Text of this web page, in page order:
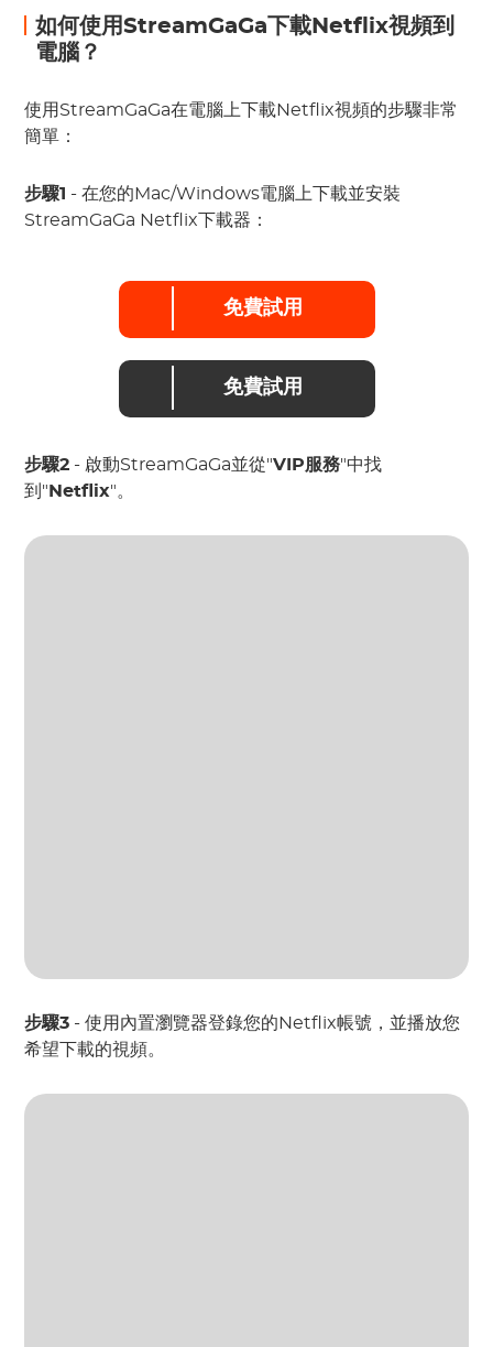
如何使用StreamGaGa下載Netflix視頻到
電腦？
使用StreamGaGa在電腦上下載Netflix視頻的步驟非常
簡單：
步驟1 - 在您的Mac/Windows電腦上下載並安裝
StreamGaGa Netflix下載器：
免費試用
免費試用
步驟2 - 啟動StreamGaGa並從"VIP服務"中找
到" Netflix"。
步驟3 - 使用內置瀏覽器登錄您的Netflix帳號，並播放您
希望下載的視頻。